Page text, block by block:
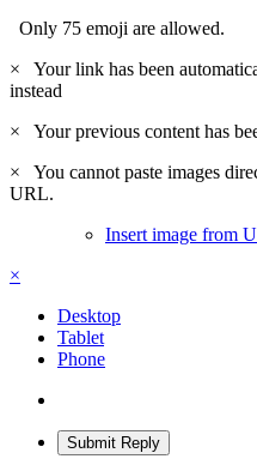
Only 75 emoji are allowed.
×
Your link has been
instead
×
Your previous content has
×
You cannot paste images
URL.
Insert image from
×
Desktop
Tablet
Phone
Submit Reply